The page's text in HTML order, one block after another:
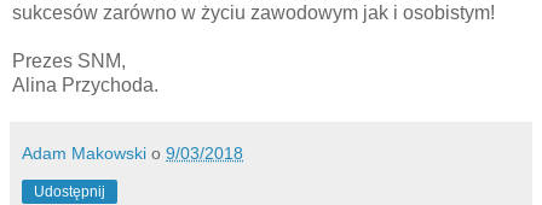
sukcesów zarówno w życiu zawodowym jak i osobistym!
Prezes SNM,
Alina Przychoda.
Adam Makowski o 9/03/2018
Udostępnij